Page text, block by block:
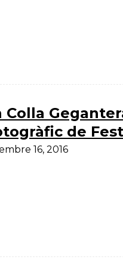
Colla
de
16, 2016